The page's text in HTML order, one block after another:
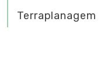
Terraplanagem